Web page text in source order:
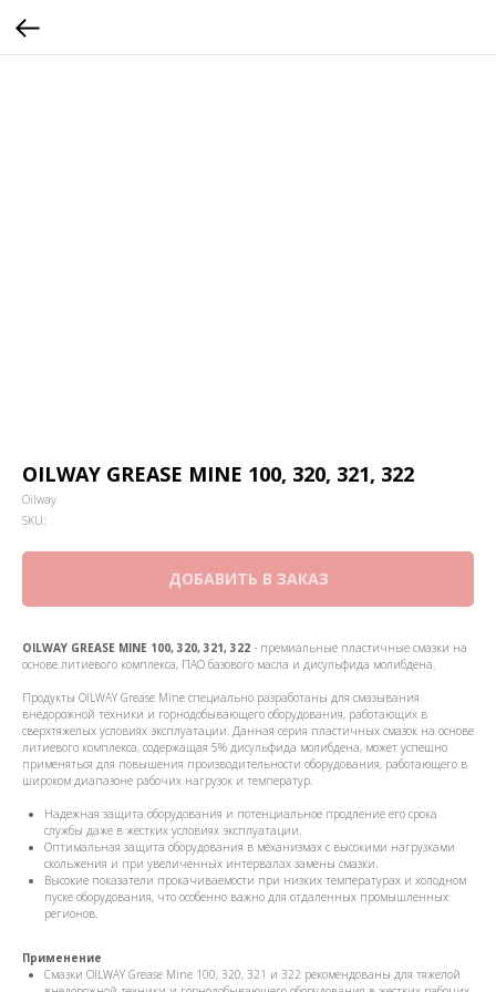
OILWAY GREASE MINE 100, 320, 321, 322
Oilway
SKU:
ДОБАВИТЬ В ЗАКАЗ
OILWAY GREASE MINE 100, 320, 321, 322 - премиальные пластичные смазки на
основе литиевого комплекса, ПАО базового масла и дисульфида молибдена.
Продукты OILWAY Grease Mine специально разработаны для смазывания
внедорожной техники и горнодобывающего оборудования, работающих в
сверхтяжелых условиях эксплуатации. Данная серия пластичных смазок на основе
литиевого комплекса, содержащая 5% дисульфида молибдена, может успешно
применяться для повышения производительности оборудования, работающего в
широком диапазоне рабочих нагрузок и температур.
Надежная защита оборудования и потенциальное продление его срока
службы даже в жестких условиях эксплуатации.
Оптимальная защита оборудования в механизмах с высокими нагрузками
скольжения и при увеличенных интервалах замены смазки.
Высокие показатели прокачиваемости при низких температурах и холодном
пуске оборудования, что особенно важно для отдаленных промышленных
регионов.
Применение
Смазки OILWAY Grease Mine 100, 320, 321 и 322 рекомендованы для тяжелой